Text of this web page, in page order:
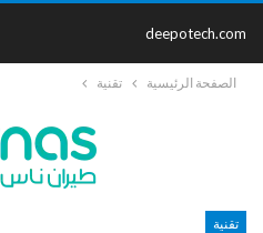
deepotech.com
الصفحة الرئيسية تقنية
تقنية